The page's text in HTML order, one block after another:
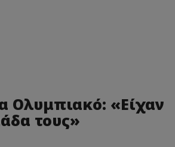
Ολυμπιακό: «Είχαν
τους»